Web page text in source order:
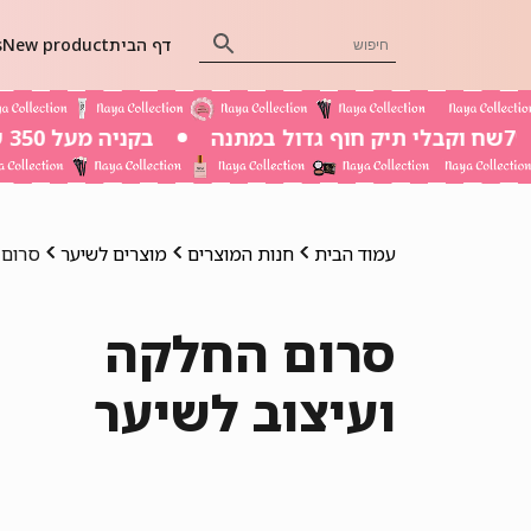
דף הביתNew product
בקניה מעל 350 שח משלוח חינם
עמוד הבית חנות המוצרים מוצרים לשיער
סרום החלקה
ועיצוב לשיער